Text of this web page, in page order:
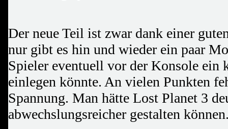
Der neue Teil ist zwar dank einer
nur gibt es hin und wieder ein paar
Spieler eventuell vor der Konsole ein
einlegen könnte. An vielen Punkten
Spannung. Man hätte Lost Planet 3
abwechslungsreicher gestalten